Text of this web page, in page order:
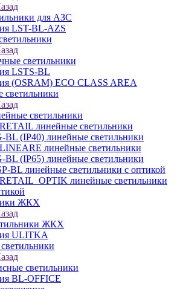
для АЗС
LST-BL-AZS
светильники
LSTS-BL
(ОSRAM) ECO CLASS AREA
светильники
линейные светильники
BL (IP40) линейные светильники
линейные светильники
BL (IP65) линейные светильники
BL линейные светильники с оптикой
линейные светильники
ЖКХ
ЖКХ
ULITKA
светильники
BL-OFFICE